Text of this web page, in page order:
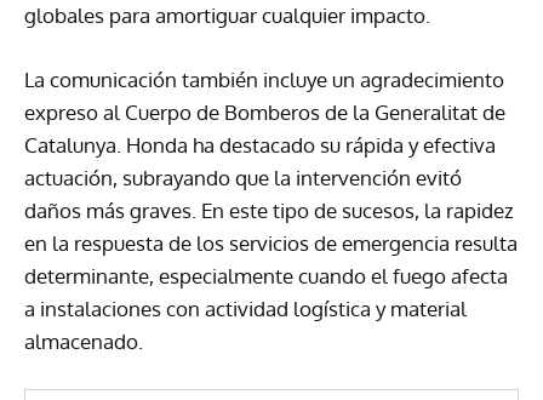
globales para amortiguar cualquier impacto.
La comunicación también incluye un agradecimiento
expreso al Cuerpo de Bomberos de la Generalitat de
Catalunya. Honda ha destacado su rápida y efectiva
actuación, subrayando que la intervención evitó
daños más graves. En este tipo de sucesos, la rapidez
en la respuesta de los servicios de emergencia resulta
determinante, especialmente cuando el fuego afecta
a instalaciones con actividad logística y material
almacenado.